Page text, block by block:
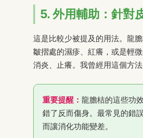
5. 外用輔助：針對
這是比較少被提及的用法。龍
皺摺處的濕疹、紅癢，或是輕
消炎、止癢。我曾經用這個方
重要提醒： 龍膽桔的這些功
錯了反而傷身。最常見的錯
而讓消化功能變差。